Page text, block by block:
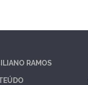
RAMOS